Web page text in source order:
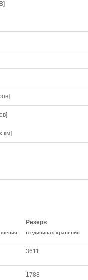
км]
Резерв
в единицах хранения
3611
1788